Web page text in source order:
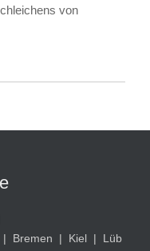
von
| Bremen | Kiel |
Lüb